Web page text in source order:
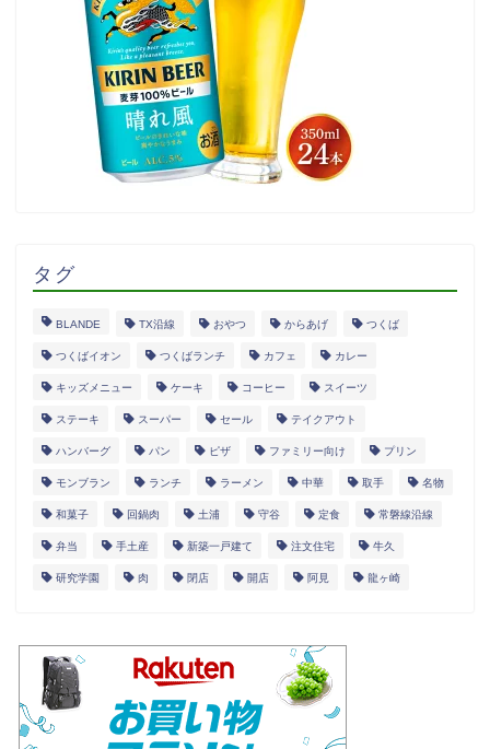
タグ
BLANDE TX沿線 おやつ からあげ つくば
つくばイオン つくばランチ カフェ カレー
キッズメニュー ケーキ コーヒー スイーツ
ステーキ スーパー セール テイクアウト
ハンバーグ パン ピザ ファミリー向け プリン
モンブラン ランチ ラーメン 中華 取手 名物
和菓子 回鍋肉 土浦 守谷 定食 常磐線沿線
弁当 手土産 新築一戸建て 注文住宅 牛久
研究学園 肉 閉店 開店 阿見 龍ヶ崎